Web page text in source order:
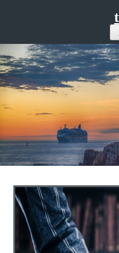
ツ
へ
ス
キ
ッ
プ